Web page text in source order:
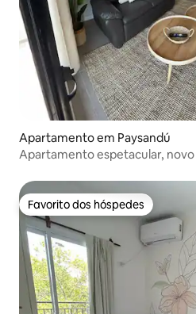
Apartamento em Paysandú
Apartamento espetacular,
Favorito dos hóspedes
Favorito dos hóspedes